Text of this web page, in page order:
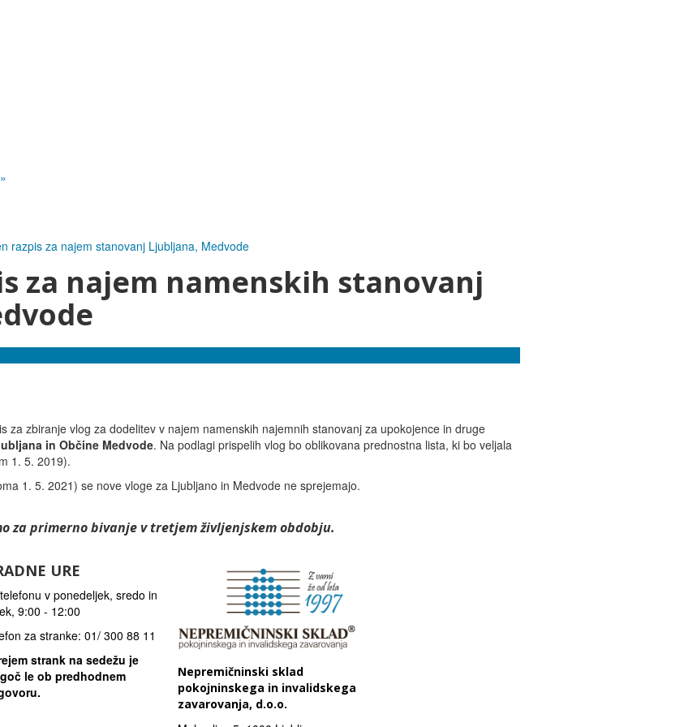
»
razpis za najem stanovanj Ljubljana, Medvode
za najem namenskih stanovanj
za zbiranje vlog za dodelitev v najem namenskih najemnih stanovanj za upokojence in druge
in Občine Medvode. Na podlagi prispelih vlog bo oblikovana prednostna lista, ki bo veljala
1. 5. 2019).
1. 5. 2021) se nove vloge za Ljubljano in Medvode ne sprejemajo.
za primerno bivanje v tretjem življenjskem obdobju.
URE
v ponedeljek, sredo in
9:00 - 12:00
za stranke: 01/ 300 88 11
strank na sedežu je
le ob predhodnem
Nepremičninski sklad
pokojninskega in invalidskega
zavarovanja, d.o.o.